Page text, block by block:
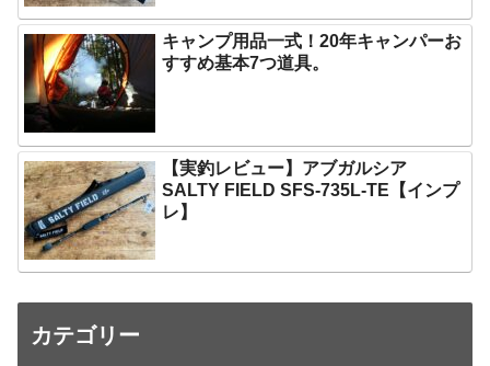
キャンプ用品一式！20年キャンパーお
すすめ基本7つ道具。
【実釣レビュー】アブガルシア
SALTY FIELD SFS-735L-TE【インプ
レ】
カテゴリー